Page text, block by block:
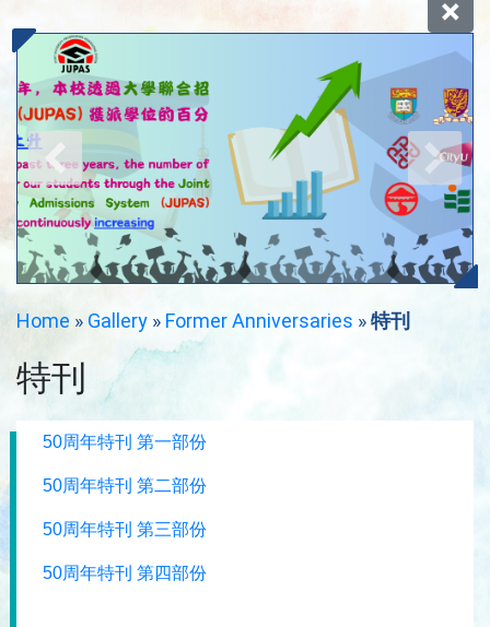
Home » Gallery » Former Anniversaries »特刊
特刊
50周年特刊 第一部份
50周年特刊 第二部份
50周年特刊 第三部份
50周年特刊 第四部份